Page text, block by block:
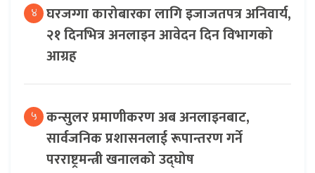
४ घरजग्गा कारोबारका लागि इजाजतपत्र अनिवार्य,
२१ दिनभित्र अनलाइन आवेदन दिन विभागको
आग्रह
५ कन्सुलर प्रमाणीकरण अब अनलाइनबाट,
सार्वजनिक प्रशासनलाई रूपान्तरण गर्ने
परराष्ट्रमन्त्री खनालको उद्घोष